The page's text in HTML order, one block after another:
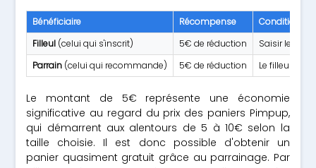
Bénéficiaire Récompense
Condition
Filleul (celui qui s'inscrit) 5€ de réduction
Saisir le
Parrain (celui qui recommande) 5€ de réduction Le filleul doit
Le montant de 5€ représente une économie
significative au regard du prix des paniers Pimpup,
qui démarrent aux alentours de 5 à 10€ selon la
taille choisie. Il est donc possible d'obtenir un
panier quasiment gratuit grâce au parrainage. Par